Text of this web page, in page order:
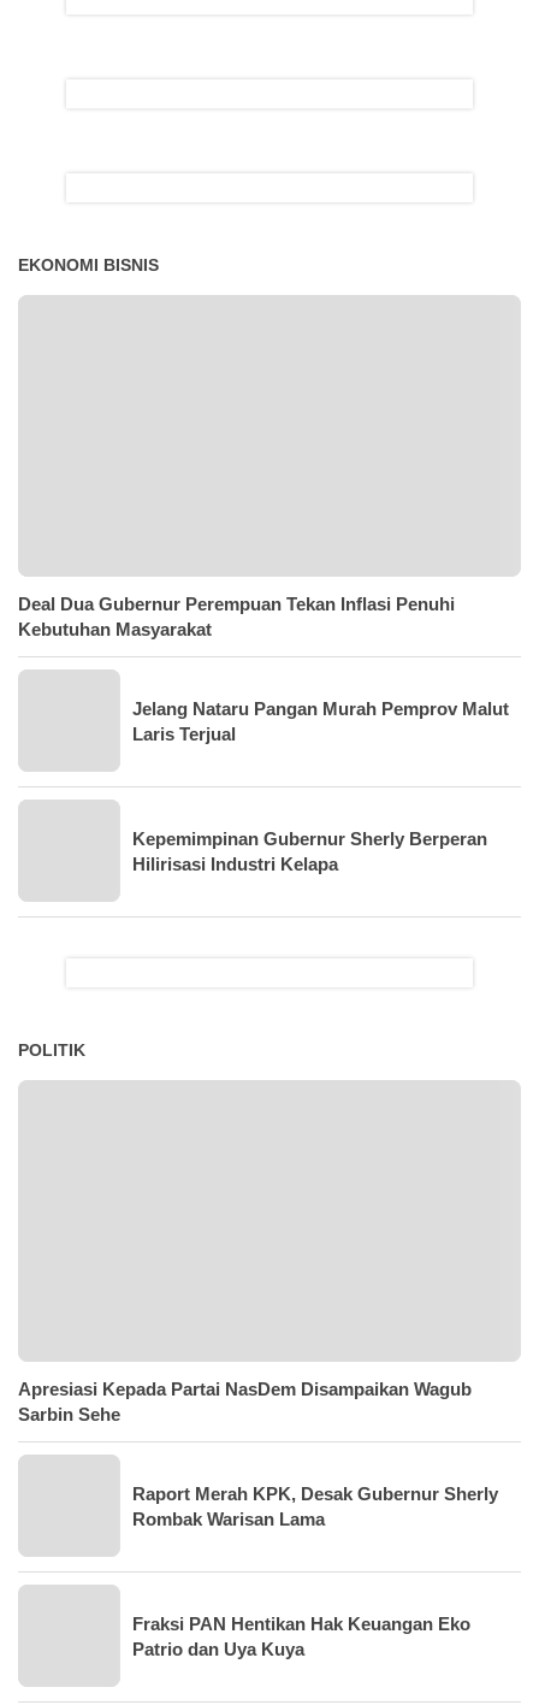
EKONOMI BISNIS
Deal Dua Gubernur Perempuan Tekan Inflasi Penuhi
Kebutuhan Masyarakat
Jelang Nataru Pangan Murah Pemprov Malut
Laris Terjual
Kepemimpinan Gubernur Sherly Berperan
Hilirisasi Industri Kelapa
POLITIK
Apresiasi Kepada Partai NasDem Disampaikan Wagub
Sarbin Sehe
Raport Merah KPK, Desak Gubernur Sherly
Rombak Warisan Lama
Fraksi PAN Hentikan Hak Keuangan Eko
Patrio dan Uya Kuya